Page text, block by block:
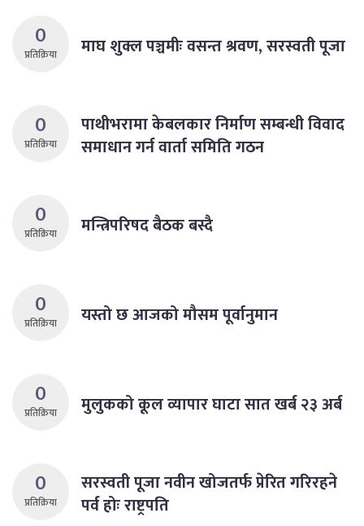
0
प्रतिक्रिया माघ शुक्ल पञ्चमीः वसन्त श्रवण, सरस्वती पूजा
0
प्रतिक्रिया
पाथीभरामा केबलकार निर्माण सम्बन्धी विवाद
समाधान गर्न वार्ता समिति गठन
0
प्रतिक्रिया मन्त्रिपरिषद बैठक बस्दै
0
प्रतिक्रिया यस्तो छ आजको मौसम पूर्वानुमान
0
प्रतिक्रिया मुलुकको कूल व्यापार घाटा सात खर्ब २३ अर्ब
0
प्रतिक्रिया
सरस्वती पूजा नवीन खोजतर्फ प्रेरित गरिरहने
पर्व होः राष्ट्रपति